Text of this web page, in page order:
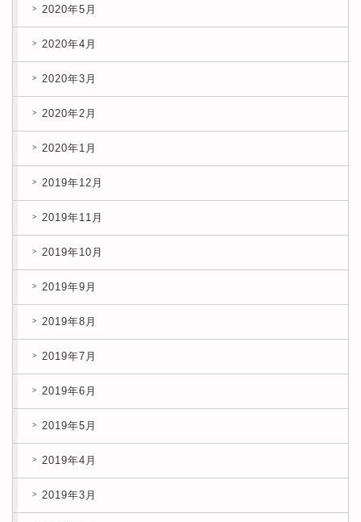
2020年5月
2020年4月
2020年3月
2020年2月
2020年1月
2019年12月
2019年11月
2019年10月
2019年9月
2019年8月
2019年7月
2019年6月
2019年5月
2019年4月
2019年3月